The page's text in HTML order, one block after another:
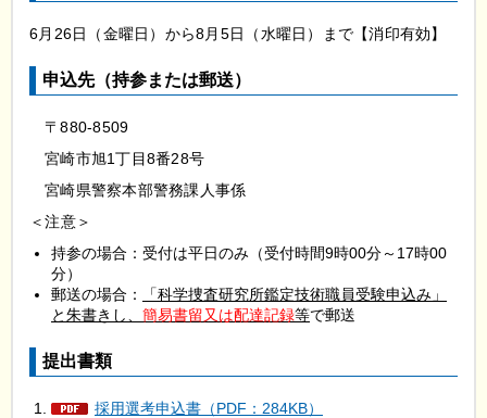
6月26日（金曜日）から8月5日（水曜日）まで【消印有効】
申込先（持参または郵送）
〒880-8509
宮崎市旭1丁目8番28号
宮崎県警察本部警務課人事係
＜注意＞
持参の場合：受付は平日のみ（受付時間9時00分～17時00
分）
郵送の場合：
「科学捜査研究所鑑定技術職員受験申込み」
と朱書きし、 簡易書留又は配達記録等で郵送
提出書類
採用選考申込書（PDF：284KB）